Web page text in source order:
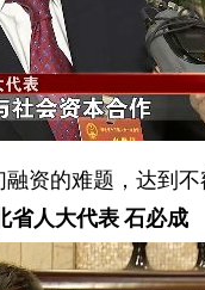
资的难题，达到不
省人大代表 石必成